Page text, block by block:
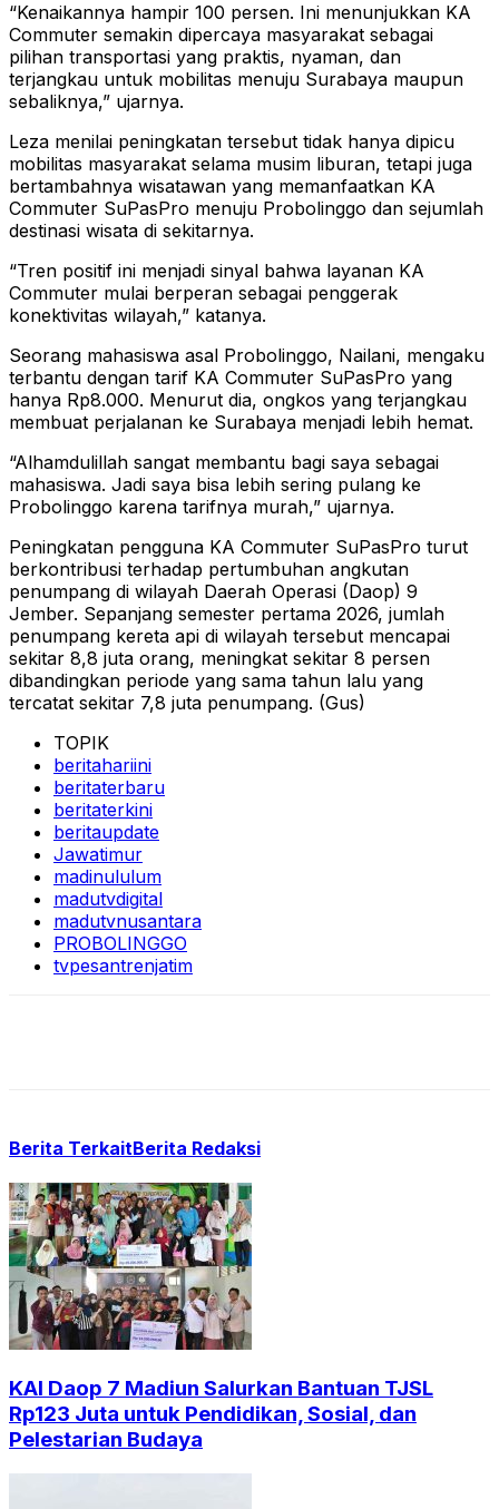
“Kenaikannya hampir 100 persen. Ini menunjukkan KA
Commuter semakin dipercaya masyarakat sebagai
pilihan transportasi yang praktis, nyaman, dan
terjangkau untuk mobilitas menuju Surabaya maupun
sebaliknya,” ujarnya.
Leza menilai peningkatan tersebut tidak hanya dipicu
mobilitas masyarakat selama musim liburan, tetapi juga
bertambahnya wisatawan yang memanfaatkan KA
Commuter SuPasPro menuju Probolinggo dan sejumlah
destinasi wisata di sekitarnya.
“Tren positif ini menjadi sinyal bahwa layanan KA
Commuter mulai berperan sebagai penggerak
konektivitas wilayah,” katanya.
Seorang mahasiswa asal Probolinggo, Nailani, mengaku
terbantu dengan tarif KA Commuter SuPasPro yang
hanya Rp8.000. Menurut dia, ongkos yang terjangkau
membuat perjalanan ke Surabaya menjadi lebih hemat.
“Alhamdulillah sangat membantu bagi saya sebagai
mahasiswa. Jadi saya bisa lebih sering pulang ke
Probolinggo karena tarifnya murah,” ujarnya.
Peningkatan pengguna KA Commuter SuPasPro turut
berkontribusi terhadap pertumbuhan angkutan
penumpang di wilayah Daerah Operasi (Daop) 9
Jember. Sepanjang semester pertama 2026, jumlah
penumpang kereta api di wilayah tersebut mencapai
sekitar 8,8 juta orang, meningkat sekitar 8 persen
dibandingkan periode yang sama tahun lalu yang
tercatat sekitar 7,8 juta penumpang. (Gus)
TOPIK
beritahariini
beritaterbaru
beritaterkini
beritaupdate
Jawatimur
madinululum
madutvdigital
madutvnusantara
PROBOLINGGO
tvpesantrenjatim
Berita TerkaitBerita Redaksi
KAI Daop 7 Madiun Salurkan Bantuan TJSL
Rp123 Juta untuk Pendidikan, Sosial, dan
Pelestarian Budaya